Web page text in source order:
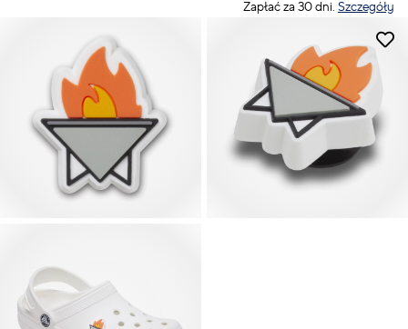
Zapłać za 30 dni. Szczegóły